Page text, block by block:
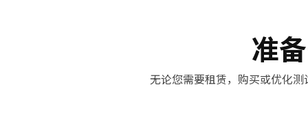
准
无论您需要租赁，购买或优化